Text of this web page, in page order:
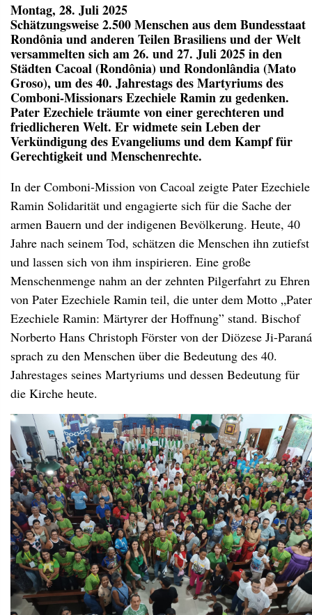
Montag, 28. Juli 2025
Schätzungsweise 2.500 Menschen aus dem Bundesstaat
Rondônia und anderen Teilen Brasiliens und der Welt
versammelten sich am 26. und 27. Juli 2025 in den
Städten Cacoal (Rondônia) und Rondonlândia (Mato
Groso), um des 40. Jahrestags des Martyriums des
Comboni-Missionars Ezechiele Ramin zu gedenken.
Pater Ezechiele träumte von einer gerechteren und
friedlicheren Welt. Er widmete sein Leben der
Verkündigung des Evangeliums und dem Kampf für
Gerechtigkeit und Menschenrechte.
In der Comboni-Mission von Cacoal zeigte Pater Ezechiele
Ramin Solidarität und engagierte sich für die Sache der
armen Bauern und der indigenen Bevölkerung. Heute, 40
Jahre nach seinem Tod, schätzen die Menschen ihn zutiefst
und lassen sich von ihm inspirieren. Eine große
Menschenmenge nahm an der zehnten Pilgerfahrt zu Ehren
von Pater Ezechiele Ramin teil, die unter dem Motto „Pater
Ezechiele Ramin: Märtyrer der Hoffnung” stand. Bischof
Norberto Hans Christoph Förster von der Diözese Ji-Paraná
sprach zu den Menschen über die Bedeutung des 40.
Jahrestages seines Martyriums und dessen Bedeutung für
die Kirche heute.